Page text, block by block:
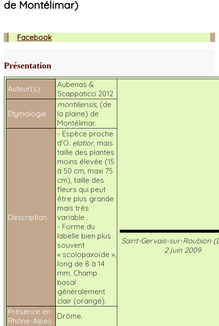
Facebook
de Montélimar)
Présentation
Auteur(s)
Aubenas &
Scappaticci 2012
Saint-Gervais-sur-Roubion
2 juin 2009
Étymologie
montiliensis, (de
la plaine) de
Montélimar.
Description
- Espèce proche
d’O. elatior, mais
taille des plantes
moins élevée (15
à 50 cm, maxi 75
cm), taille des
fleurs qui peut
être plus grande
mais très
variable .
- Forme du
labelle bien plus
souvent
« scolopaxoïde »,
long de 8 à 14
mm. Champ
basal
généralement
clair (orangé).
Présence en
Rhône-Alpes
Drôme.